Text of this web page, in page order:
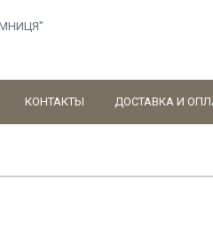
КОНТАКТЫ ДОСТАВКА И